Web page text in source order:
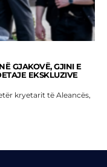
GJAKOVË, GJINI E
EKSKLUZIVE
kryetarit të Aleancës,